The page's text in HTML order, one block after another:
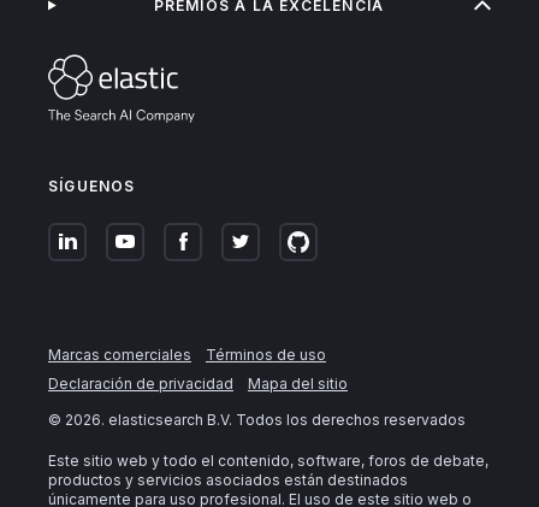
SÍGUENOS
PREMIOS A LA EXCELENCIA
Marcas comerciales
Términos de uso
Declaración de privacidad
Mapa del sitio
© 2026. elasticsearch B.V. Todos los derechos reservados
Este sitio web y todo el contenido, software, foros de debate,
productos y servicios asociados están destinados
únicamente para uso profesional. El uso de este sitio web o